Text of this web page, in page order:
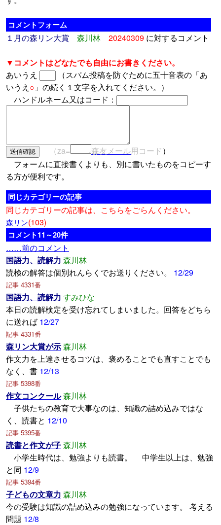
コメントフォーム
１月の森リン大賞 森川林 20240309 に対するコメント
▼コメントはどなたでも自由にお書きください。
あいうえ
（スパム投稿を防ぐために五十音表の「あ
いうえ ○ 」の続く１文字を入れてください。）
ハンドルネーム又はコード：
（za= 森友メール用コード）
フォームに直接書くよりも、別に書いたものをコピーす
る方が便利です。
同じカテゴリーの記事
同じカテゴリーの記事は、こちらをごらんください。
森リン(103)
コメント11～20件
……前のコメント
国語力、読解力 森川林
読検の解答は個別れんらくでお送りください。
12/29
記事 4331番
国語力、読解力 すみひな
本日の読解検定を受け忘れてしまいました。回答をどちら
に送れば 12/27
記事 4331番
森リン大賞が示森川林
作文力を上達させるコツは、褒めることでも直すことでも
なく、書 12/13
記事 5398番
作文コンクール森川林
子供たちの教育で大事なのは、知識の詰め込みではな
く、読書と 12/10
記事 5395番
読書と作文が子森川林
小学生時代は、勉強よりも読書。 中学生以上は、勉強
と同 12/9
記事 5394番
子どもの文章力 森川林
今の受験は知識の詰め込みの勉強になっています。 考える
問題 12/8